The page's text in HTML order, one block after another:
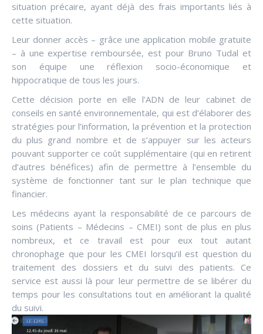
situation précaire, ayant déjà des frais importants liés à
cette situation.
Leur donner accès – grâce une application mobile gratuite
– à une expertise remboursée, est pour Bruno Tudal et
son équipe une réflexion socio-économique et
hippocratique de tous les jours.
Cette décision porte en elle l’ADN de leur cabinet de
conseils en santé environnementale, qui est d’élaborer des
stratégies pour l’information, la prévention et la protection
du plus grand nombre et de s’appuyer sur les acteurs
pouvant supporter ce coût supplémentaire (qui en retirent
d’autres bénéfices) afin de permettre à l’ensemble du
système de fonctionner tant sur le plan technique que
financier.
Les médecins ayant la responsabilité de ce parcours de
soins (Patients – Médecins – CMEI) sont de plus en plus
nombreux, et ce travail est pour eux tout autant
chronophage que pour les CMEI lorsqu’il est question du
traitement des dossiers et du suivi des patients. Ce
service est aussi là pour leur permettre de se libérer du
temps pour les consultations tout en améliorant la qualité
du suivi.